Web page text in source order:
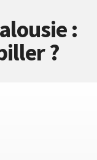
:
?